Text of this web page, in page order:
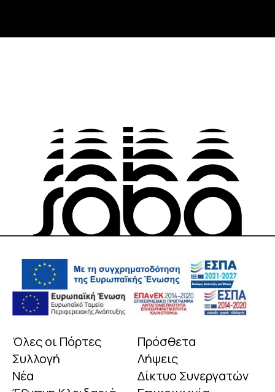
Όλες οι Πόρτες
Συλλογή
Νέα
Πρόσθετα
Λήψεις
Δίκτυο Συνεργατών